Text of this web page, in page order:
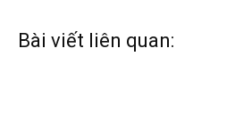
Bài viết liên quan: